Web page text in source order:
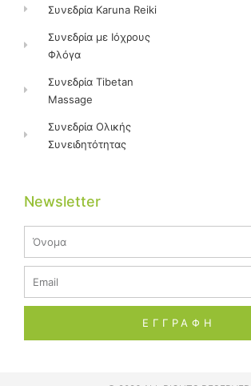
Συνεδρία Karuna Reiki
Συνεδρία με Ιόχρους
Φλόγα
Συνεδρία Tibetan
Massage
Συνεδρία Ολικής
Συνειδητότητας
Newsletter
ΕΓΓΡΑΦΗ